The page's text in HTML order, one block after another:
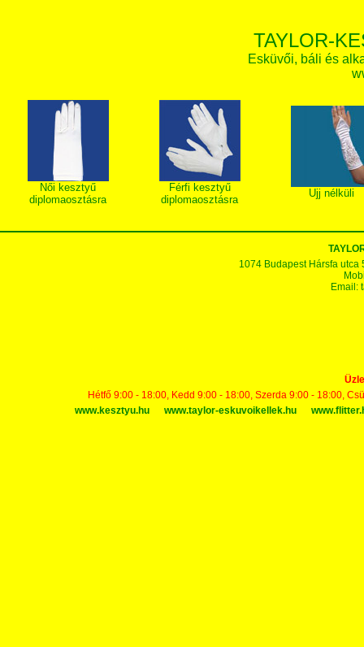
TAYLOR-
Esküvői, báli és
Női kesztyű
diplomaosztásra
Férfi kesztyű
diplomaosztásra
Ujj nélküli
1074 Budapest Hársfa utca
Email:
Hétfő 9:00 - 18:00, Kedd 9:00 - 18:00, Szerda 9:00 - 18:00,
www.kesztyu.hu
www.taylor-eskuvoikellek.hu